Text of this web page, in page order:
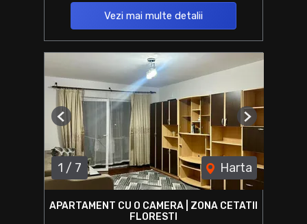
Vezi mai multe detalii
1 / 7 Harta
Previous Next
APARTAMENT CU O CAMERA | ZONA CETATII
FLORESTI